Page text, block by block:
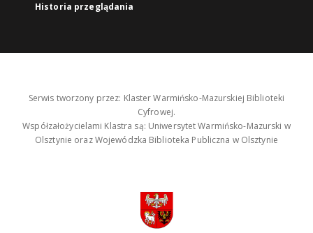
Historia przeglądania
Serwis tworzony przez: Klaster Warmińsko-Mazurskiej Biblioteki
Cyfrowej.
Współzałożycielami Klastra są: Uniwersytet Warmińsko-Mazurski w
Olsztynie oraz Wojewódzka Biblioteka Publiczna w Olsztynie